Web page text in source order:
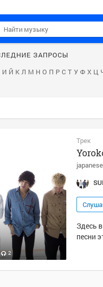
ЗАПРОСЫ
И Й К Л М Н О П Р С Т У Ф Х Ц
2
Трек
japanese
Здесь
песни